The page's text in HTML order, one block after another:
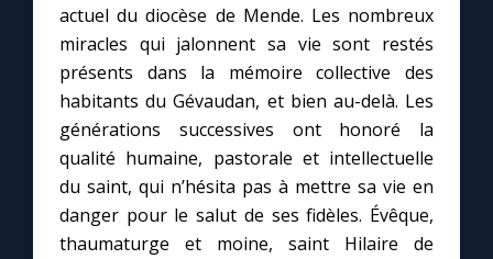
Prier au quotidien
Avec Thérèse de Lisieux
L'Évangile chaque jour
Les premiers samedis du mois
actuel du diocèse de Mende. Les nombreux
miracles qui jalonnent sa vie sont restés
présents dans la mémoire collective des
habitants du Gévaudan, et bien au-delà. Les
générations successives ont honoré la
qualité humaine, pastorale et intellectuelle
du saint, qui n’hésita pas à mettre sa vie en
danger pour le salut de ses fidèles. Évêque,
thaumaturge et moine, saint Hilaire de